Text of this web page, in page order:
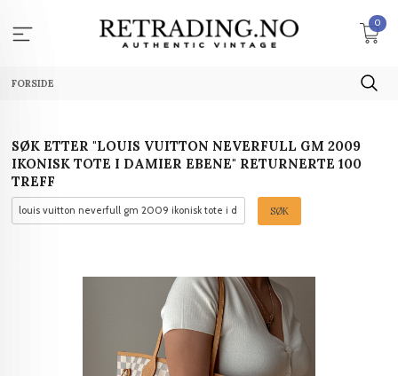
innholdet
0
FORSIDE
SØK ETTER "LOUIS VUITTON NEVERFULL GM 2009
IKONISK TOTE I DAMIER EBENE" RETURNERTE 100
TREFF